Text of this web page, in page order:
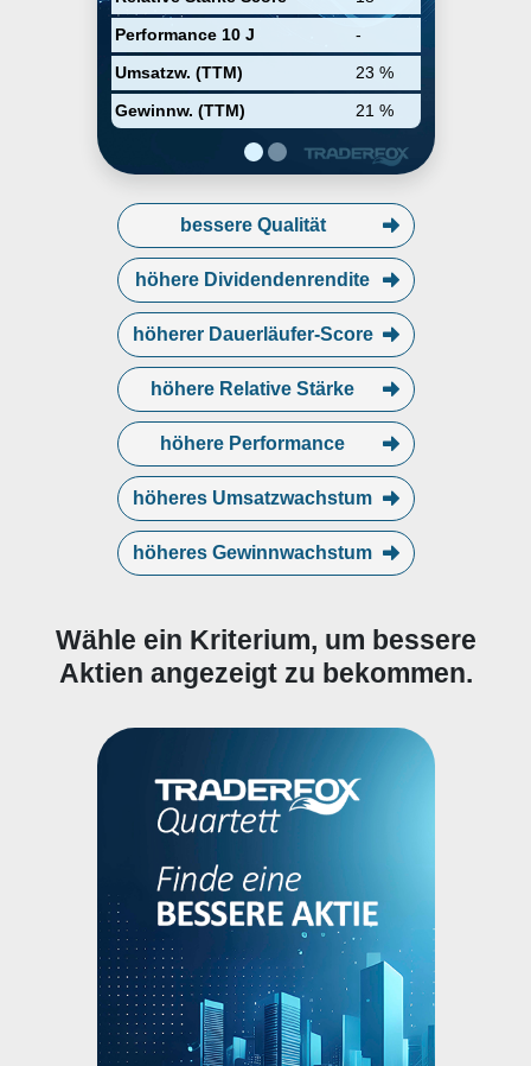
Performance 10 J
-
Umsatzw. (TTM)
23 %
Gewinnw. (TTM)
21 %
bessere Qualität
höhere Dividendenrendite
höherer Dauerläufer-Score
höhere Relative Stärke
höhere Performance
höheres Umsatzwachstum
höheres Gewinnwachstum
Wähle ein Kriterium, um bessere
Aktien angezeigt zu bekommen.